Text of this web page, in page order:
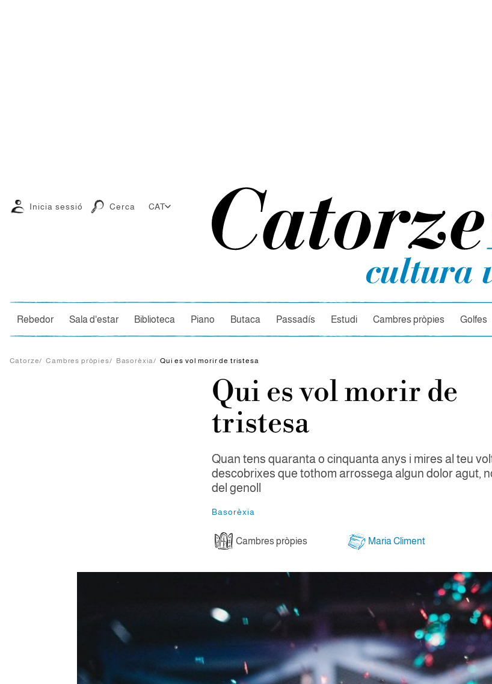
Cercador
Inicia sessió Cerca CAT
Rebedor Sala d'estar Biblioteca Piano Butaca Passadís Estudi Cambres pròpies Golfes
Catorze/ Cambres pròpies/ Basorèxia/ Qui es vol morir de tristesa
Qui es vol morir de
tristesa
Quan tens quaranta o cinquanta anys i mires al teu
descobrixes que tothom arrossega algun dolor agut,
del genoll
Basorèxia
Cambres pròpies Maria Climent